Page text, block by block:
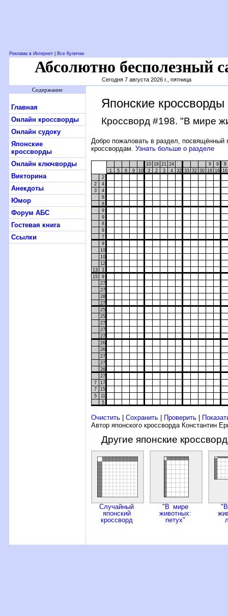
Реклама в Интернет Все Кулички
Абсолютно бесполезный
Сегодня 7 августа 2026 г., пятница
Содержание
Главная
Онлайн кроссворды
Онлайн судоку
Японские
кроссворды
Онлайн ключворды
Викторина
Анекдоты
Юмор
Форум АБС
Гостевая книга
Ссылки
Японские
Кроссворд #198. "В мире
Добро пожаловать в раздел, посвящённый
кроссвордам. Узнать больше о разделе
10 18 21 24 9 9
8
1
5 6 9 10 3 2 3 4 32 33 32 30 19 16 16
2
2
4
3
4
8
8
9
9
8
8
7
9
10
10
12
13
3
15
9
27
27
28
27
25
25
27
27
27
26
26
27
27
26
27
7
17
7
15
5
11
5
Очистить Сохранить Проверить
Автор японского кроссворда Константин
Другие японские
Случайный
японский
кроссворд
"В мире
животных:
петух"